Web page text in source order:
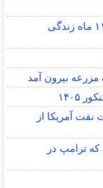
دستگیری قاتل قهرمان کراسفیت کشور بعد از ۱۱ ماه زندگی
۱۴۰۵
نفت آمریکا از
که ترامپ در